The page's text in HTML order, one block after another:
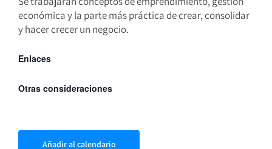
económica y la parte más práctica de crear, consolidar
y hacer crecer un negocio.
Enlaces
Otras consideraciones
Añadir al calendario